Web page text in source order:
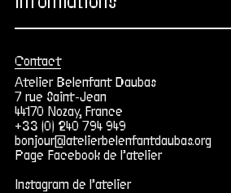
Contact
Atelier Belenfant Daubas
7 rue Saint-Jean
44170 Nozay, France
+33 (0) 240 794 949
bonjour@atelierbelenfantdaubas.org
Page Facebook de l’atelier
Instagram de l’atelier